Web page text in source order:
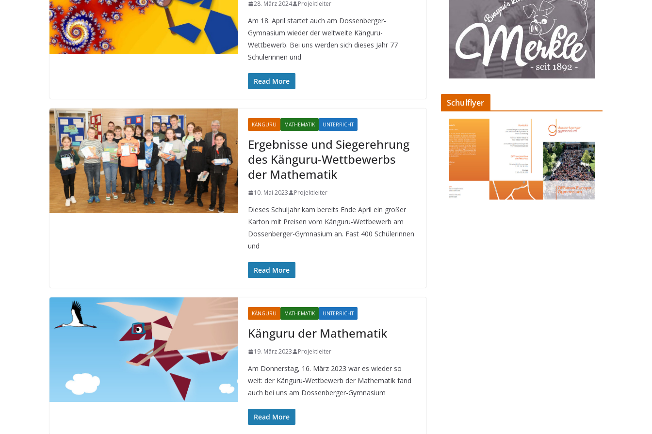
28. März 2024 Projektleiter
Am 18. April startet auch am Dossenberger-
Gymnasium wieder der weltweite Känguru-
Wettbewerb. Bei uns werden sich dieses Jahr 77
Schülerinnen und
Read More
KÄNGURU MATHEMATIK UNTERRICHT
Ergebnisse und Siegerehrung
des Känguru-Wettbewerbs
der Mathematik
10. Mai 2023 Projektleiter
Dieses Schuljahr kam bereits Ende April ein großer
Karton mit Preisen vom Känguru-Wettbewerb am
Dossenberger-Gymnasium an. Fast 400 Schülerinnen
und
Read More
KÄNGURU MATHEMATIK UNTERRICHT
Känguru der Mathematik
19. März 2023 Projektleiter
Am Donnerstag, 16. März 2023 war es wieder so
weit: der Känguru-Wettbewerb der Mathematik fand
auch bei uns am Dossenberger-Gymnasium
Read More
Schulflyer